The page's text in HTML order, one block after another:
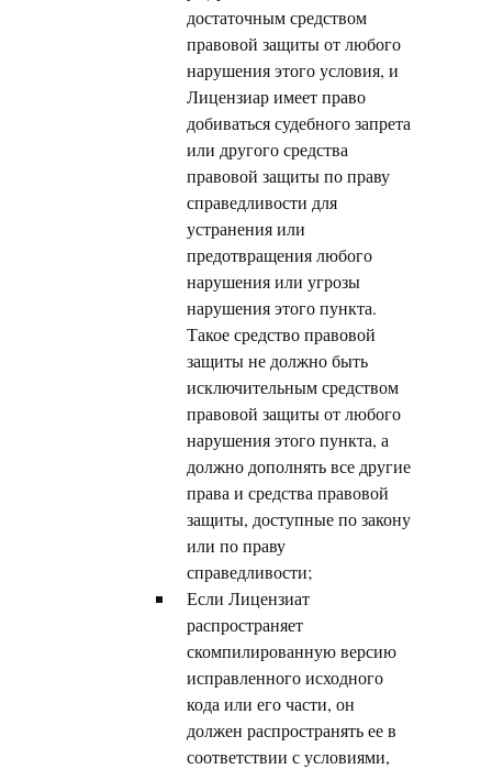
достаточным средством
правовой защиты от любого
нарушения этого условия, и
Лицензиар имеет право
добиваться судебного запрета
или другого средства
правовой защиты по праву
справедливости для
устранения или
предотвращения любого
нарушения или угрозы
нарушения этого пункта.
Такое средство правовой
защиты не должно быть
исключительным средством
правовой защиты от любого
нарушения этого пункта, а
должно дополнять все другие
права и средства правовой
защиты, доступные по закону
или по праву
справедливости;
Если Лицензиат
распространяет
скомпилированную версию
исправленного исходного
кода или его части, он
должен распространять ее в
соответствии с условиями,